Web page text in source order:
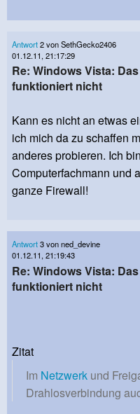
Antwort2 von SethGecko2406
01.12.11, 21:17:29
Re: Windows Vista:
funktioniert nicht
Kann es nicht an etwas
ich mich da zu schaffen
anderes probieren. Ich
Computerfachmann und
ganze Firewall!
Antwort3 von ned_devine
01.12.11, 21:19:43
Re: Windows Vista:
funktioniert nicht
Zitat
Im Netzwerk und
Drahlosverbindung